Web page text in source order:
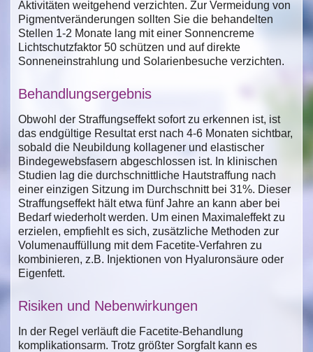
Aktivitäten weitgehend verzichten. Zur Vermeidung von
Pigmentveränderungen sollten Sie die behandelten
Stellen 1-2 Monate lang mit einer Sonnencreme
Lichtschutzfaktor 50 schützen und auf direkte
Sonneneinstrahlung und Solarienbesuche verzichten.
Behandlungsergebnis
Obwohl der Straffungseffekt sofort zu erkennen ist, ist
das endgültige Resultat erst nach 4-6 Monaten sichtbar,
sobald die Neubildung kollagener und elastischer
Bindegewebsfasern abgeschlossen ist. In klinischen
Studien lag die durchschnittliche Hautstraffung nach
einer einzigen Sitzung im Durchschnitt bei 31%. Dieser
Straffungseffekt hält etwa fünf Jahre an kann aber bei
Bedarf wiederholt werden. Um einen Maximaleffekt zu
erzielen, empfiehlt es sich, zusätzliche Methoden zur
Volumenauffüllung mit dem Facetite-Verfahren zu
kombinieren, z.B. Injektionen von Hyaluronsäure oder
Eigenfett.
Risiken und Nebenwirkungen
In der Regel verläuft die Facetite-Behandlung
komplikationsarm. Trotz größter Sorgfalt kann es